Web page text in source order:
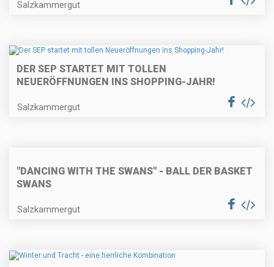
Salzkammergut
DER SEP STARTET MIT TOLLEN
NEUERÖFFNUNGEN INS SHOPPING-JAHR!
Salzkammergut
"DANCING WITH THE SWANS" - BALL DER BASKET
SWANS
Salzkammergut